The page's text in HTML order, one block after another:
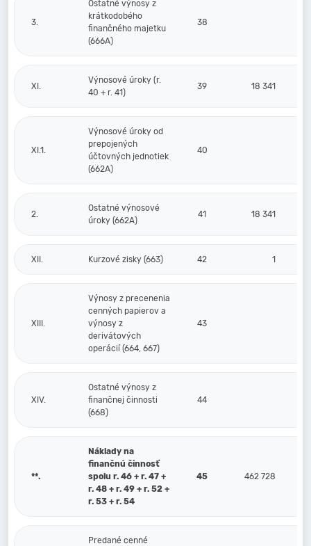
3.
Ostatné výnosy z
krátkodobého
finančného majetku
(666A)
38
XI.
Výnosové úroky (r.
40 + r. 41)
39 18 341
XI.1.
Výnosové úroky od
prepojených
účtovných jednotiek
(662A)
40
2.
Ostatné výnosové
úroky (662A)
41 18 341
XII. Kurzové zisky (663) 42 1
XIII.
Výnosy z precenenia
cenných papierov a
výnosy z
derivátových
operácií (664, 667)
43
XIV.
Ostatné výnosy z
finančnej činnosti
(668)
44
**.
Náklady na
finančnú činnosť
spolu r. 46 + r. 47 +
r. 48 + r. 49 + r. 52 +
r. 53 + r. 54
45 462 728
Predané cenné